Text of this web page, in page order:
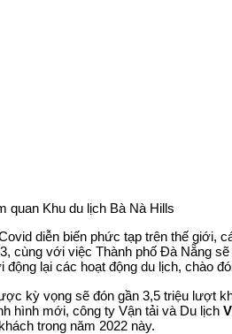
quan Khu du lịch Bà Nà Hills
diễn biến phức tạp trên thế
cùng với việc Thành phố Đà Nẵng
lại các hoạt động du lịch, chào
kỳ vọng sẽ đón gần 3,5 triệu lượt
hình mới, công ty Vận tải và Du lịch
trong năm 2022 này.